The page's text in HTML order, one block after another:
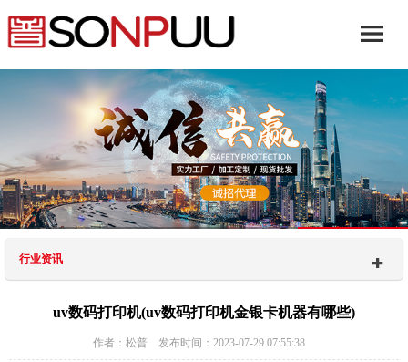
行业资讯
uv数码打印机(uv数码打印机金银卡机器有哪些)
作者：松普 发布时间：2023-07-29 07:55:38